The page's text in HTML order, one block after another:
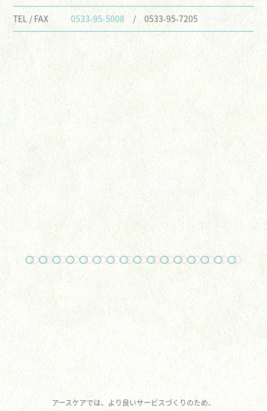
TEL / FAX 0533-95-5008/ 0533-95-7205
アースケアでは、より良いサービスづくりのため、